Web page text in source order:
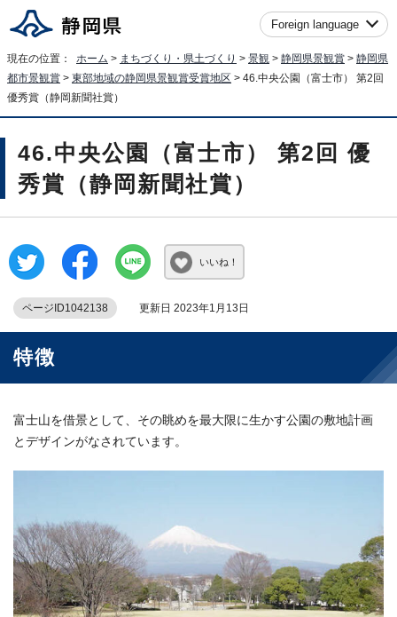
Foreign language
現在の位置： ホーム > まちづくり・県土づくり > 景観 > 静岡県景観賞 > 静岡県
都市景観賞 > 東部地域の静岡県景観賞受賞地区 > 46.中央公園（富士市） 第2回
優秀賞（静岡新聞社賞）
46.中央公園（富士市） 第2回 優
秀賞（静岡新聞社賞）
いいね！
ページID1042138 更新日 2023年1月13日
特徴
富士山を借景として、その眺めを最大限に生かす公園の敷地計画
とデザインがなされています。